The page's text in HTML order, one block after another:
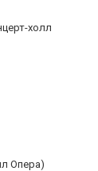
холл
Опера)